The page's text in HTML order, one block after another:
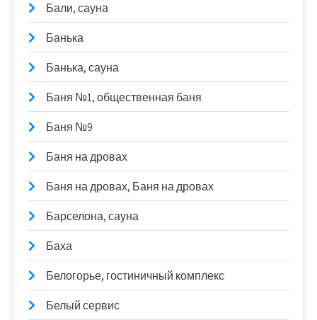
Бали, сауна
Банька
Банька, сауна
Баня №1, общественная баня
Баня №9
Баня на дровах
Баня на дровах, Баня на дровах
Барселона, сауна
Баха
Белогорье, гостиничный комплекс
Белый сервис